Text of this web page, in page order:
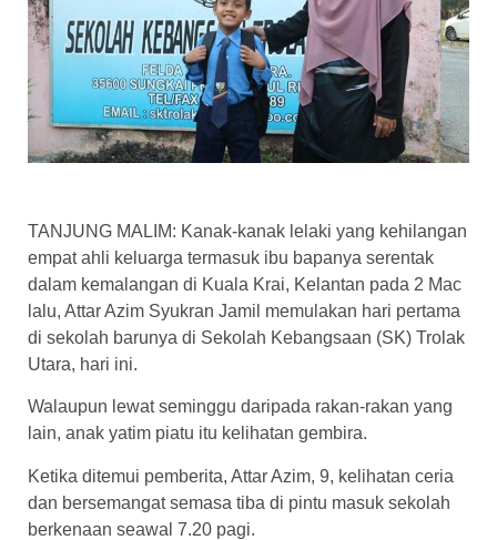
TANJUNG MALIM: Kanak-kanak lelaki yang kehilangan
empat ahli keluarga termasuk ibu bapanya serentak
dalam kemalangan di Kuala Krai, Kelantan pada 2 Mac
lalu, Attar Azim Syukran Jamil memulakan hari pertama
di sekolah barunya di Sekolah Kebangsaan (SK) Trolak
Utara, hari ini.
Walaupun lewat seminggu daripada rakan-rakan yang
lain, anak yatim piatu itu kelihatan gembira.
Ketika ditemui pemberita, Attar Azim, 9, kelihatan ceria
dan bersemangat semasa tiba di pintu masuk sekolah
berkenaan seawal 7.20 pagi.